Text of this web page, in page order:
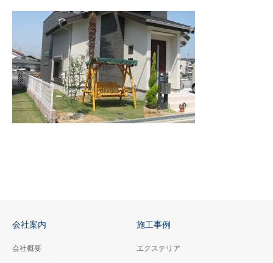
会社案内
会社概要
施工事例
エクステリア